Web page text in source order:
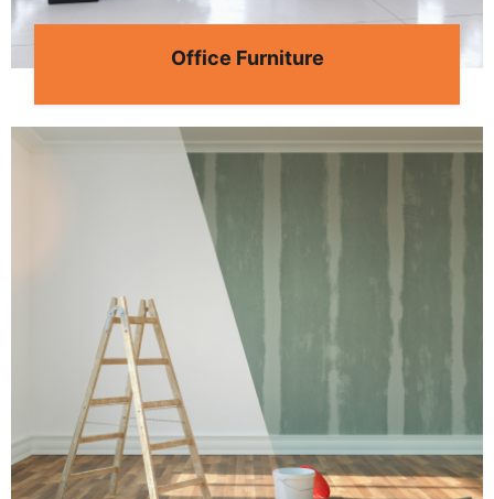
Office Furniture